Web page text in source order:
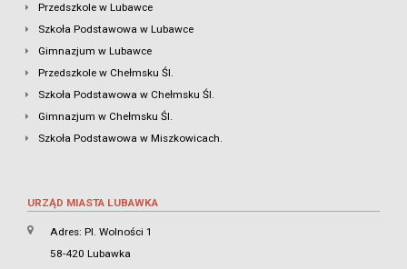
Przedszkole w Lubawce
Szkoła Podstawowa w Lubawce
Gimnazjum w Lubawce
Przedszkole w Chełmsku Śl.
Szkoła Podstawowa w Chełmsku Śl.
Gimnazjum w Chełmsku Śl.
Szkoła Podstawowa w Miszkowicach.
URZĄD MIASTA LUBAWKA
Adres: Pl. Wolności 1
58-420 Lubawka